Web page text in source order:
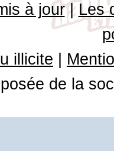
à jour| Les
illicite
de la